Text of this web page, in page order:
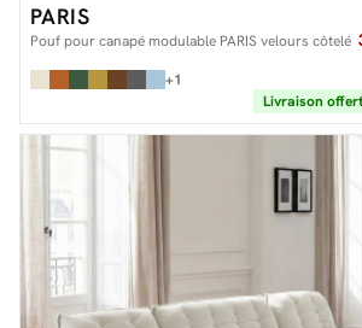
PARIS
Pouf pour canapé modulable PARIS velours côtelé
+1
Livraison